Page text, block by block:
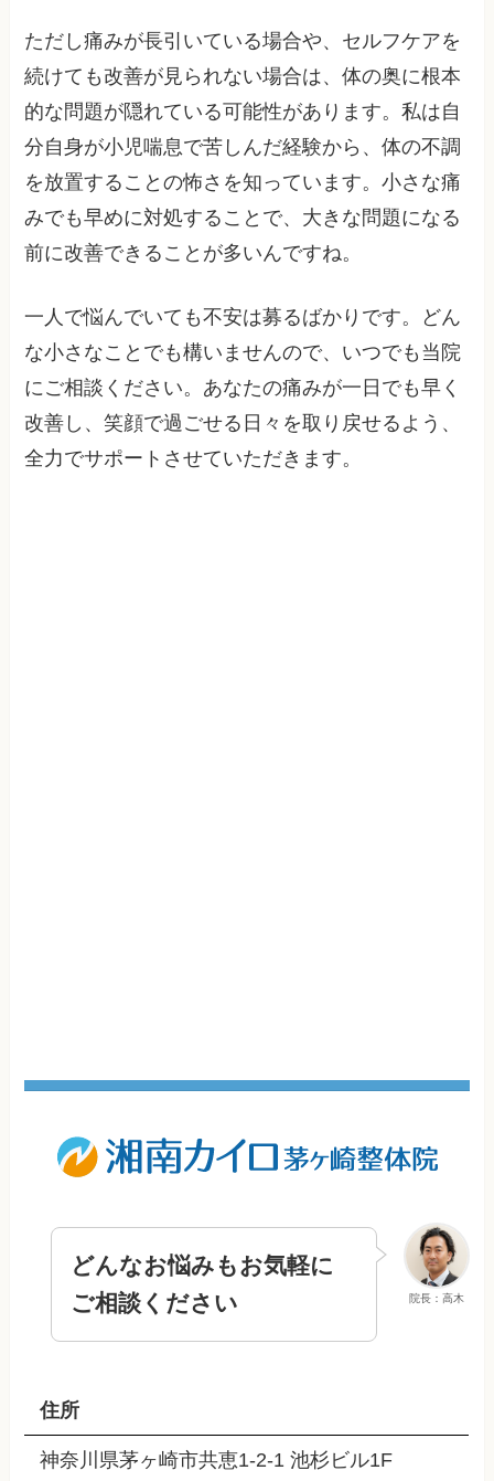
ただし痛みが長引いている場合や、セルフケアを
続けても改善が見られない場合は、体の奥に根本
的な問題が隠れている可能性があります。私は自
分自身が小児喘息で苦しんだ経験から、体の不調
を放置することの怖さを知っています。小さな痛
みでも早めに対処することで、大きな問題になる
前に改善できることが多いんですね。
一人で悩んでいても不安は募るばかりです。どん
な小さなことでも構いませんので、いつでも当院
にご相談ください。あなたの痛みが一日でも早く
改善し、笑顔で過ごせる日々を取り戻せるよう、
全力でサポートさせていただきます。
院長：高木
どんなお悩みもお気軽に
ご相談ください
住所
神奈川県茅ヶ崎市共恵1-2-1 池杉ビル1F